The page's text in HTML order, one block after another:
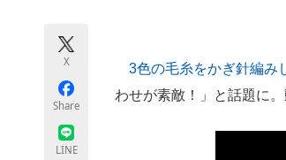
ちょっと気になるネットの話題
X
Share
LINE
3色の毛糸をかぎ針編み
わせが素敵！」と話題に